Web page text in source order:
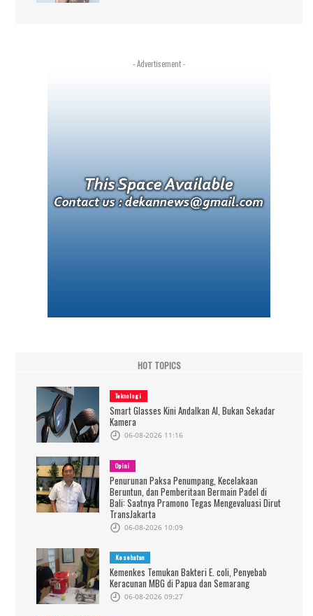
- Advertisement -
HOT TOPICS
Teknologi
Smart Glasses Kini Andalkan AI, Bukan Sekadar
Kamera
06-08-2026 11:16
Opini
Penurunan Paksa Penumpang, Kecelakaan
Beruntun, dan Pemberitaan Bermain Padel di
Bali: Saatnya Pramono Tegas Mengevaluasi Dirut
TransJakarta
06-08-2026 10:09
Kesehatan
Kemenkes Temukan Bakteri E. coli, Penyebab
Keracunan MBG di Papua dan Semarang
06-08-2026 09:27